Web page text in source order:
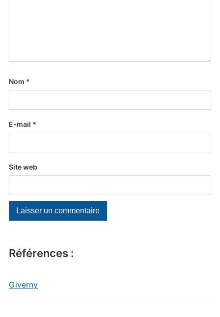
Références :
Giverny
Nom *
E-mail *
Site web